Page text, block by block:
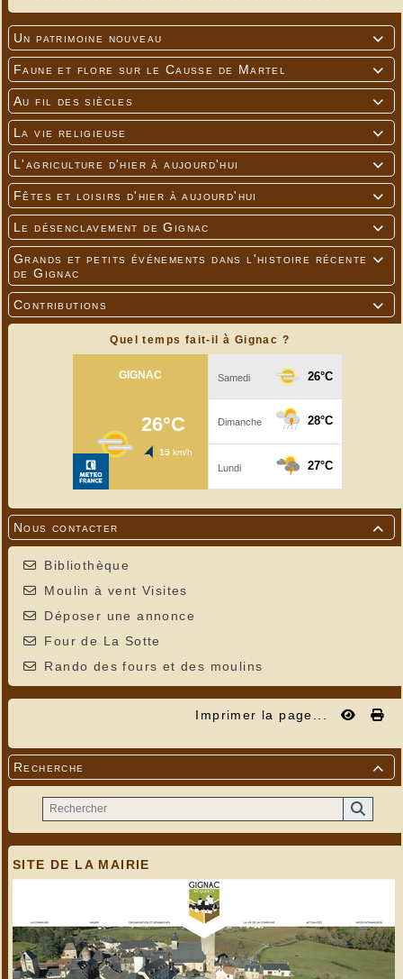

Un patrimoine nouveau

Faune et flore sur le Causse de Martel

Au fil des siècles

La vie religieuse

L'agriculture d'hier à aujourd'hui

Fêtes et loisirs d'hier à aujourd'hui

Le désenclavement de Gignac

Grands et petits événements dans l'histoire récente
de Gignac

Contributions
Quel temps fait-il à Gignac ?

Nous contacter
Bibliothèque
Moulin à vent Visites
Déposer une annonce
Four de La Sotte
Rando des fours et des moulins
Imprimer la page...

Recherche
SITE DE LA MAIRIE